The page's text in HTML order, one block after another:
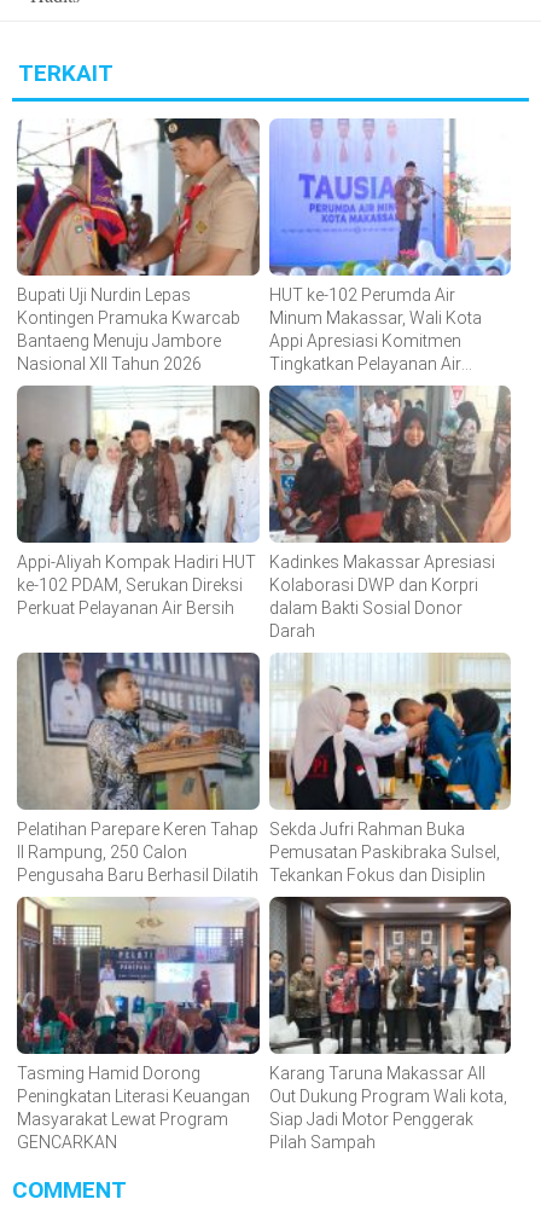
TERKAIT
Bupati Uji Nurdin Lepas
Kontingen Pramuka Kwarcab
Bantaeng Menuju Jambore
Nasional XII Tahun 2026
HUT ke-102 Perumda Air
Minum Makassar, Wali Kota
Appi Apresiasi Komitmen
Tingkatkan Pelayanan Air
Bersih
Appi-Aliyah Kompak Hadiri HUT
ke-102 PDAM, Serukan Direksi
Perkuat Pelayanan Air Bersih
Kadinkes Makassar Apresiasi
Kolaborasi DWP dan Korpri
dalam Bakti Sosial Donor
Darah
Pelatihan Parepare Keren Tahap
II Rampung, 250 Calon
Pengusaha Baru Berhasil Dilatih
Sekda Jufri Rahman Buka
Pemusatan Paskibraka Sulsel,
Tekankan Fokus dan Disiplin
Tasming Hamid Dorong
Peningkatan Literasi Keuangan
Masyarakat Lewat Program
GENCARKAN
Karang Taruna Makassar All
Out Dukung Program Wali kota,
Siap Jadi Motor Penggerak
Pilah Sampah
COMMENT